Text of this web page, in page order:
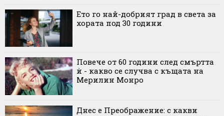
Ето го най-добрият град в света за
хората под 30 години
Повече от 60 години след смъртта
ѝ - какво се случва с къщата на
Мерилин Монро
Днес е Преображение: с какви